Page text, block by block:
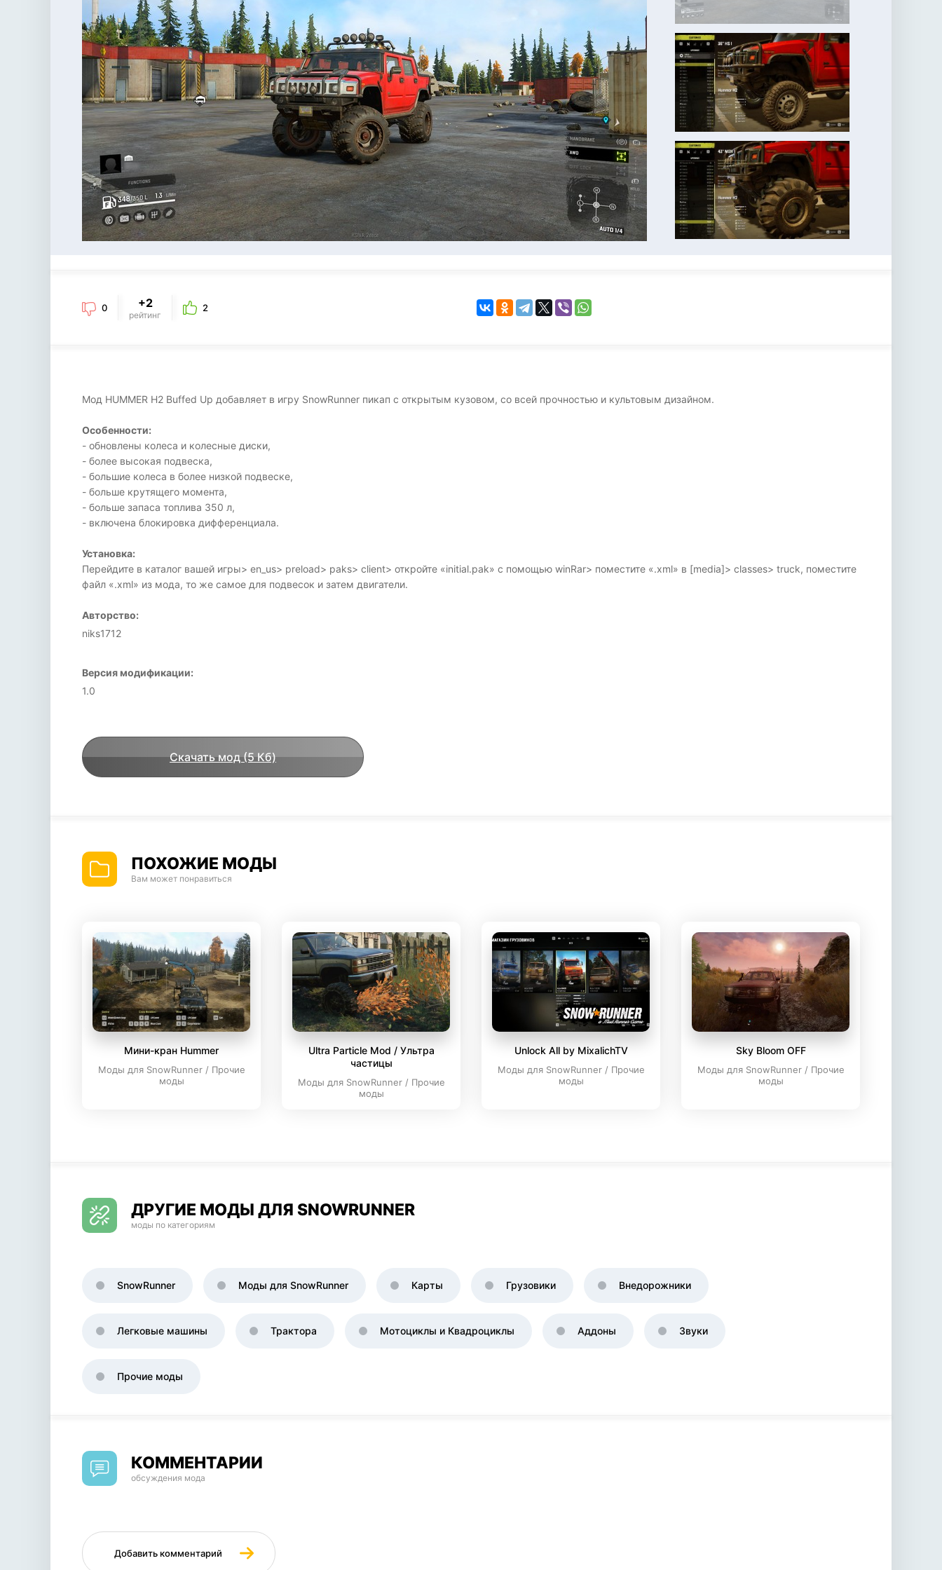
0 +2
рейтинг
2
Мод HUMMER H2 Buffed Up добавляет в игру SnowRunner пикап с открытым кузовом, со всей прочностью и культовым дизайном.
Особенности:
- обновлены колеса и колесные диски,
- более высокая подвеска,
- большие колеса в более низкой подвеске,
- больше крутящего момента,
- больше запаса топлива 350 л,
- включена блокировка дифференциала.
Установка:
Перейдите в каталог вашей игры> en_us> preload> paks> client> откройте «initial.pak» с помощью winRar> поместите «.xml» в [media]> classes> truck, поместите
файл «.xml» из мода, то же самое для подвесок и затем двигатели.
Авторство:
niks1712
Версия модификации:
1.0
Скачать мод (5 Кб)
ПОХОЖИЕ МОДЫ
Вам может понравиться
Мини-кран Hummer
Моды для SnowRunner / Прочие
моды
Ultra Particle Mod / Ультра
частицы
Моды для SnowRunner / Прочие
моды
Unlock All by MixalichTV
Моды для SnowRunner / Прочие
моды
Sky Bloom OFF
Моды для SnowRunner / Прочие
моды
ДРУГИЕ МОДЫ ДЛЯ SNOWRUNNER
моды по категориям
SnowRunner Моды для SnowRunner Карты Грузовики Внедорожники
Легковые машины Трактора Мотоциклы и Квадроциклы Аддоны Звуки
Прочие моды
КОММЕНТАРИИ
обсуждения мода
Добавить комментарий